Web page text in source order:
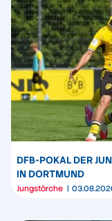
DFB-POKAL DER
IN DORTMUND
Jungstörche